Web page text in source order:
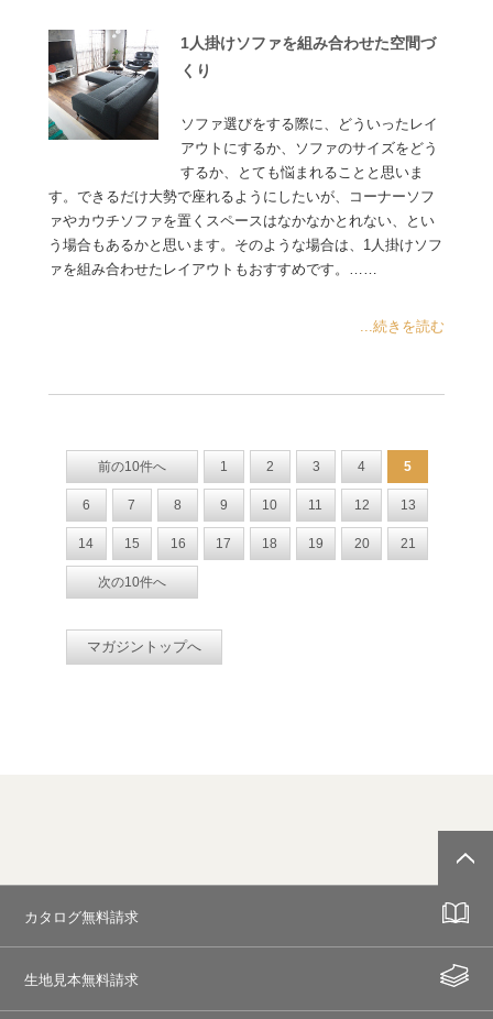
1人掛けソファを組み合わせた空間づ
くり
ソファ選びをする際に、どういったレイ
アウトにするか、ソファのサイズをどう
するか、とても悩まれることと思いま
す。できるだけ大勢で座れるようにしたいが、コーナーソフ
ァやカウチソファを置くスペースはなかなかとれない、とい
う場合もあるかと思います。そのような場合は、1人掛けソフ
ァを組み合わせたレイアウトもおすすめです。……
...続きを読む
前の10件へ 1 2 3 4 5
6 7 8 9 10 11 12 13
14 15 16 17 18 19 20 21
次の10件へ
マガジントップへ
カタログ無料請求
生地見本無料請求